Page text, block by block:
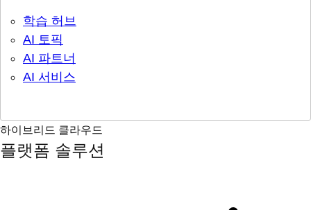
학습 허브
AI 토픽
AI 파트너
AI 서비스
하이브리드 클라우드
플랫폼 솔루션